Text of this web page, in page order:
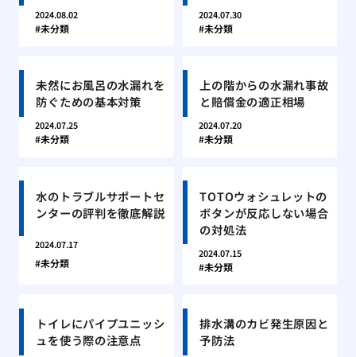
2024.08.02
未分類
2024.07.30
未分類
未然にお風呂の水漏れを
防ぐための基本対策
2024.07.25
未分類
上の階からの水漏れ事故
と賠償金の適正相場
2024.07.20
未分類
水のトラブルサポートセ
ンターの評判を徹底解説
2024.07.17
未分類
TOTOウォシュレットの
ボタンが反応しない場合
の対処法
2024.07.15
未分類
トイレにパイプユニッシ
ュを使う際の注意点
排水溝のカビ発生原因と
予防法